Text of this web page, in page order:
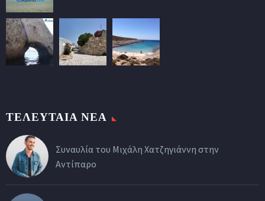
ΤΕΛΕΥΤΑΙΑ ΝΕΑ
Συναυλία του Μιχάλη Χατζηγιάννη στην
Αντίπαρο